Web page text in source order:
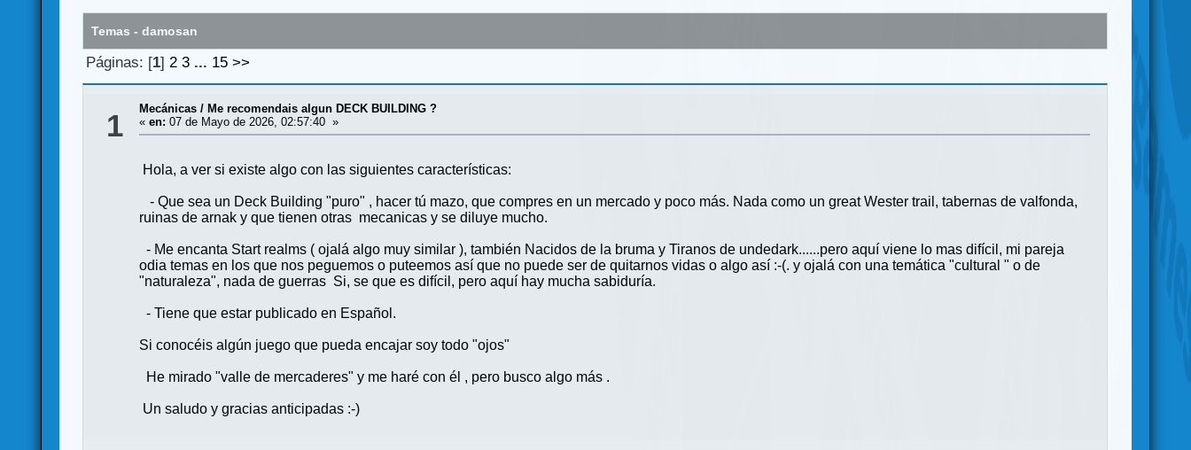
Temas - damosan
Páginas: [1] 2 3 ... 15 >>
1 Mecánicas / Me recomendais algun DECK BUILDING ?
«en: 07 de Mayo de 2026, 02:57:40 »
Hola, a ver si existe algo con las siguientes características:
- Que sea un Deck Building "puro" , hacer tú mazo, que compres en un mercado y poco más. Nada como un great Wester trail, tabernas de valfonda,
ruinas de arnak y que tienen otras mecanicas y se diluye mucho.
- Me encanta Start realms ( ojalá algo muy similar ), también Nacidos de la bruma y Tiranos de undedark......pero aquí viene lo mas difícil, mi pareja
odia temas en los que nos peguemos o puteemos así que no puede ser de quitarnos vidas o algo así :-(. y ojalá con una temática "cultural " o de
"naturaleza", nada de guerras Si, se que es difícil, pero aquí hay mucha sabiduría.
- Tiene que estar publicado en Español.
Si conocéis algún juego que pueda encajar soy todo "ojos"
He mirado "valle de mercaderes" y me haré con él , pero busco algo más .
Un saludo y gracias anticipadas :-)